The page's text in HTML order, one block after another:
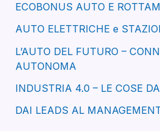
ECOBONUS AUTO E
AUTO ELETTRICHE e
L’AUTO DEL FUTURO –
AUTONOMA
INDUSTRIA 4.0 – LE COSE
DAI LEADS AL